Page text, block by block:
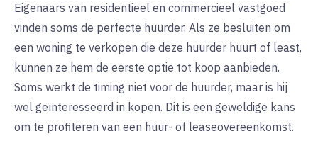
Eigenaars van residentieel en commercieel vastgoed
vinden soms de perfecte huurder. Als ze besluiten om
een woning te verkopen die deze huurder huurt of least,
kunnen ze hem de eerste optie tot koop aanbieden.
Soms werkt de timing niet voor de huurder, maar is hij
wel geïnteresseerd in kopen. Dit is een geweldige kans
om te profiteren van een huur- of leaseovereenkomst.